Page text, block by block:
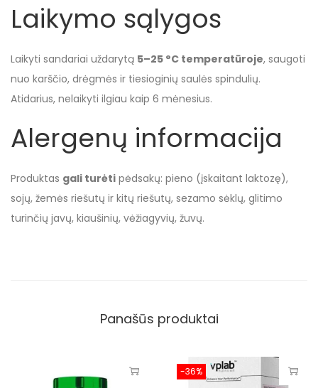
Laikymo sąlygos
Laikyti sandariai uždarytą 5–25 °C temperatūroje, saugoti
nuo karščio, drėgmės ir tiesioginių saulės spindulių.
Atidarius, nelaikyti ilgiau kaip 6 mėnesius.
Alergenų informacija
Produktas gali turėti pėdsakų: pieno (įskaitant laktozę),
sojų, žemės riešutų ir kitų riešutų, sezamo sėklų, glitimo
turinčių javų, kiaušinių, vėžiagyvių, žuvų.
Panašūs produktai
-36%